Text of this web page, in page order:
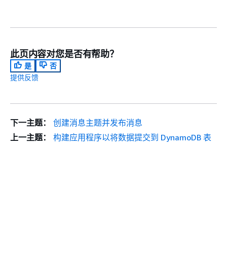
此页内容对您是否有帮助？
是
否
提供反馈
下一主题：
创建消息主题并发布消息
上一主题：
构建应用程序以将数据提交到 DynamoDB 表